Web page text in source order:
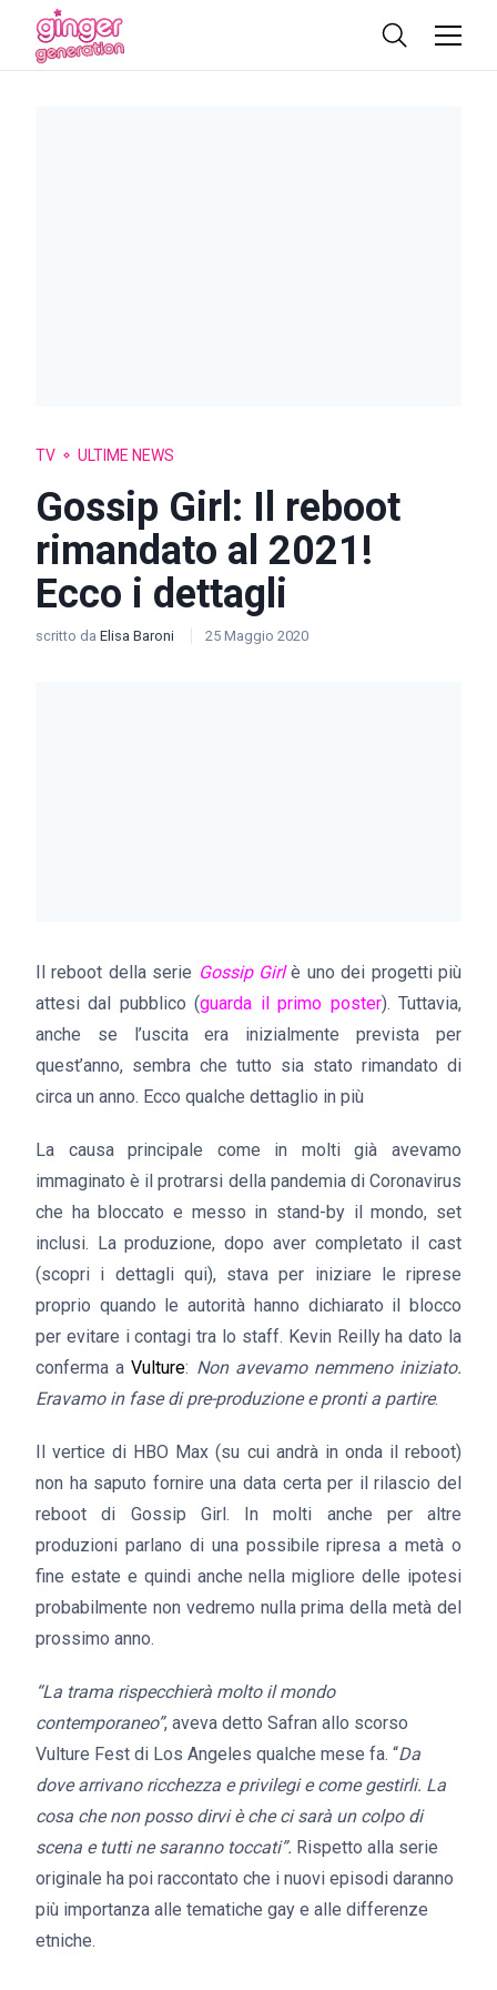
TV ULTIME NEWS
Gossip Girl: Il reboot
rimandato al 2021!
Ecco i dettagli
scritto da Elisa Baroni 25 Maggio 2020
Il reboot della serie Gossip Girlè uno dei progetti più
attesi dal pubblico (guarda il primo poster). Tuttavia,
anche se l’uscita era inizialmente prevista per
quest’anno, sembra che tutto sia stato rimandato di
circa un anno. Ecco qualche dettaglio in più
La causa principale come in molti già avevamo
immaginato è il protrarsi della pandemia di Coronavirus
che ha bloccato e messo in stand-by il mondo, set
inclusi. La produzione, dopo aver completato il cast
(scopri i dettagli qui), stava per iniziare le riprese
proprio quando le autorità hanno dichiarato il blocco
per evitare i contagi tra lo staff. Kevin Reilly ha dato la
conferma aVulture: Non avevamo nemmeno iniziato.
Eravamo in fase di pre-produzione e pronti a partire.
Il vertice di HBO Max (su cui andrà in onda il reboot)
non ha saputo fornire una data certa per il rilascio del
reboot di Gossip Girl. In molti anche per altre
produzioni parlano di una possibile ripresa a metà o
fine estate e quindi anche nella migliore delle ipotesi
probabilmente non vedremo nulla prima della metà del
prossimo anno.
“La trama rispecchierà molto il mondo
contemporaneo”, aveva detto Safran allo scorso
Vulture Fest di Los Angeles qualche mese fa. “Da
dove arrivano ricchezza e privilegi e come gestirli. La
cosa che non posso dirvi è che ci sarà un colpo di
scena e tutti ne saranno toccati”. Rispetto alla serie
originale ha poi raccontato che i nuovi episodi daranno
più importanza alle tematiche gay e alle differenze
etniche.